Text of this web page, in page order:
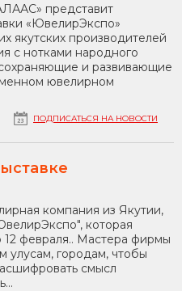
представит
«ЮвелирЭкспо»
якутских производителей
с нотками народного
и развивающие
ювелирном
ПОДПИСАТЬСЯ НА НОВОСТИ
компания из Якутии,
которая
февраля.. Мастера фирмы
улусам, городам, чтобы
смысл